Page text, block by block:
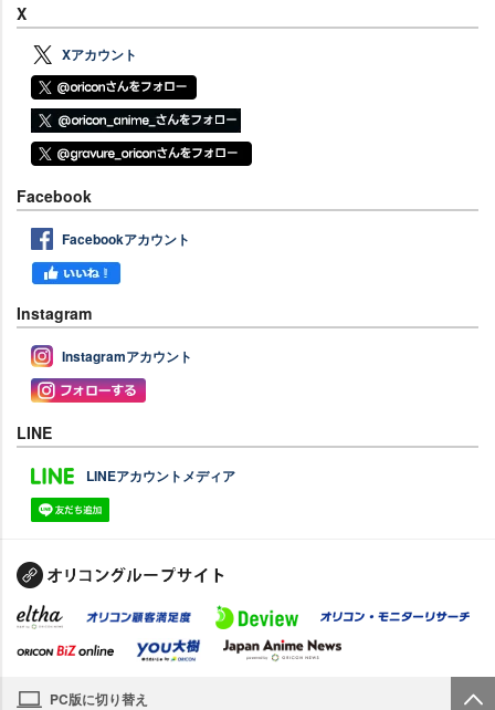
X
Xアカウント
Facebook
Facebookアカウント
Instagram
Instagramアカウント
LINE
LINEアカウントメディア
PC版に切り替え